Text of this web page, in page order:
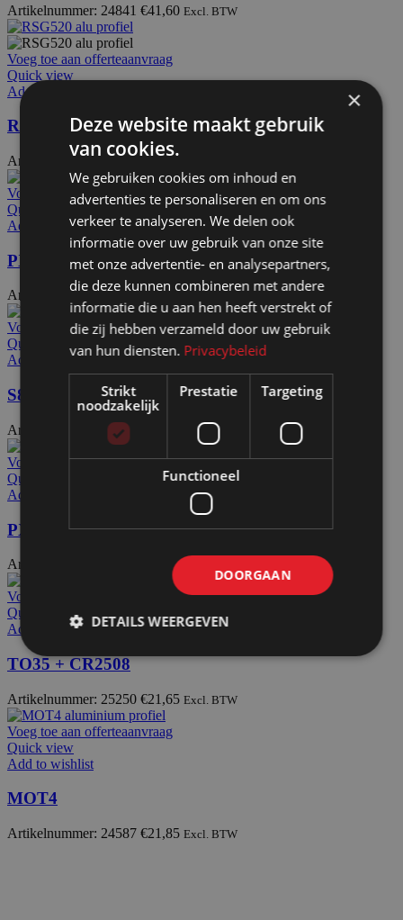
Artikelnummer: 24841 €41,60 Excl. BTW
Voeg toe aan offerteaanvraag
Quick view
Add to wishlist
RSG520
Artikelnummer: 25040€37,40
Voeg toe aan offerteaanvraag
Quick view
Add to wishlist
PX5019 / S50
Artikelnummer: 24910€32,70
Voeg toe aan offerteaanvraag
Quick view
Add to wishlist
S80
Artikelnummer: 25053 Excl. BTW
Voeg toe aan offerteaanvraag
Quick view
Add to wishlist
PX2345p
Artikelnummer: 24842 60,40
Voeg toe aan offerteaanvraag
Quick view
Add to wishlist
TO35 + CR2508
Artikelnummer: 25250 €21,65 Excl. BTW
Voeg toe aan offerteaanvraag
Quick view
Add to wishlist
MOT4
Artikelnummer: 24587 €21,85 Excl. BTW
×
Deze website maakt gebruik
van cookies.
We gebruiken cookies om inhoud en
advertenties te personaliseren en om ons
verkeer te analyseren. We delen ook
informatie over uw gebruik van onze site
met onze advertentie- en analysepartners,
die deze kunnen combineren met andere
informatie die u aan hen heeft verstrekt of
die zij hebben verzameld door uw gebruik
van hun diensten. Privacybeleid
Strikt
noodzakelijk
Prestatie Targeting
Functioneel
DOORGAAN
DETAILS WEERGEVEN